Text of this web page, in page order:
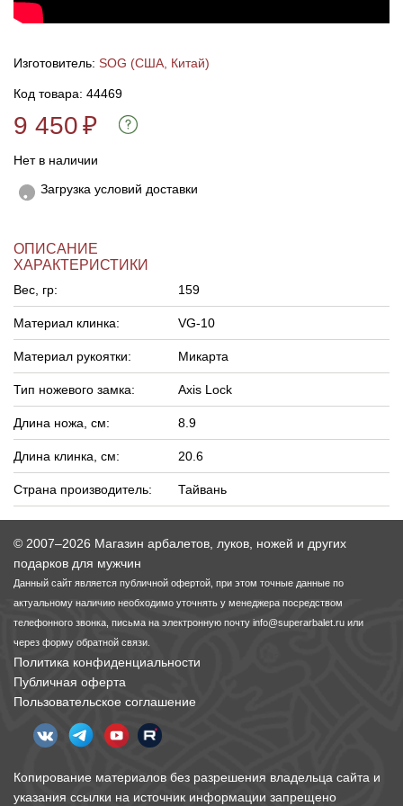
Изготовитель: SOG (США, Китай)
Код товара: 44469
9 450₽
Нет в наличии
Загрузка условий доставки
ОПИСАНИЕ
ХАРАКТЕРИСТИКИ
Вес, гр: 159
Материал клинка: VG-10
Материал рукоятки: Микарта
Тип ножевого замка: Axis Lock
Длина ножа, см: 8.9
Длина клинка, см: 20.6
Страна производитель: Тайвань
© 2007–2026 Магазин арбалетов, луков, ножей и других
подарков для мужчин
Данный сайт является публичной офертой, при этом точные данные по
актуальному наличию необходимо уточнять у менеджера посредством
телефонного звонка, письма на электронную почту info@superarbalet.ru или
через форму обратной связи.
Политика конфиденциальности
Публичная оферта
Пользовательское соглашение
Копирование материалов без разрешения владельца сайта и
указания ссылки на источник информации запрещено